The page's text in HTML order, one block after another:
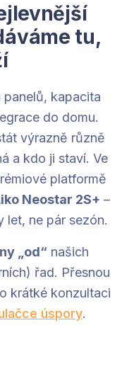
tu,
kapacita
do domu.
výrazně různě
a kdo ji staví. Ve
platformě
Neostar 2S+ –
let, ne pár sezón.
„od“ našich
řad. Přesnou
krátké konzultaci
úspory.